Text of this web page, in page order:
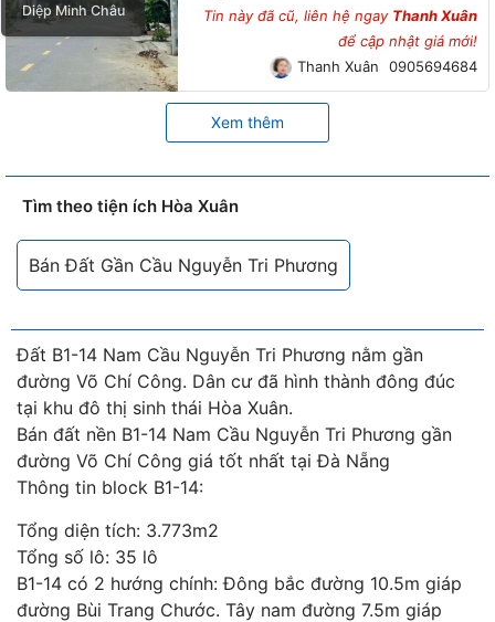
Diệp Minh Châu
Tin này đã cũ, liên hệ ngay Thanh Xuân
để cập nhật giá mới!
Thanh Xuân
0905694684
Xem thêm
Tìm theo tiện ích Hòa Xuân
Bán Đất Gần Cầu Nguyễn Tri Phương
Đất B1-14 Nam Cầu Nguyễn Tri Phương nằm gần
đường Võ Chí Công. Dân cư đã hình thành đông đúc
tại khu đô thị sinh thái Hòa Xuân.
Bán đất nền B1-14 Nam Cầu Nguyễn Tri Phương gần
đường Võ Chí Công giá tốt nhất tại Đà Nẵng
Thông tin block B1-14:
Tổng diện tích: 3.773m2
Tổng số lô: 35 lô
B1-14 có 2 hướng chính: Đông bắc đường 10.5m giáp
đường Bùi Trang Chước. Tây nam đường 7.5m giáp